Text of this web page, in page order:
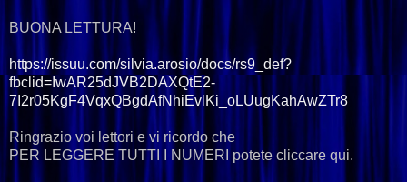
BUONA LETTURA!
https://issuu.com/silvia.arosio/docs/rs9_def?
fbclid=IwAR25dJVB2DAXQtE2-
7I2r05KgF4VqxQBgdAfNhiEvlKi_oLUugKahAwZTr8
Ringrazio voi lettori e vi ricordo che
PER LEGGERE TUTTI I NUMERI potete cliccare qui.